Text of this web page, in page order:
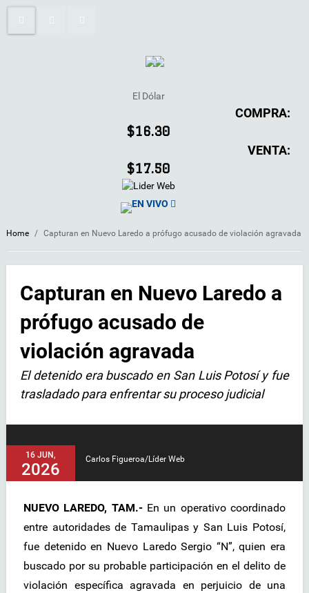
El Dólar
COMPRA:
$16.30
VENTA:
$17.50
EN VIVO
Home / Capturan en Nuevo Laredo a prófugo acusado de violación agravada
Capturan en Nuevo Laredo a
prófugo acusado de
violación agravada
El detenido era buscado en San Luis Potosí y fue
trasladado para enfrentar su proceso judicial
16 JUN,
2026
Carlos Figueroa/Líder Web
NUEVO LAREDO, TAM.-En un operativo coordinado
entre autoridades de Tamaulipas y San Luis Potosí,
fue detenido en Nuevo Laredo Sergio “N”, quien era
buscado por su probable participación en el delito de
violación específica agravada en perjuicio de una